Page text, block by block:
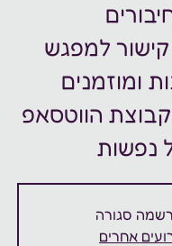
למפגש
הווטסאפ
נפשות
סגורה
אחרים